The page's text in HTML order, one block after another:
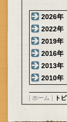
2026年
2022年
2019年
2016年
2013年
2010年
ホーム ト